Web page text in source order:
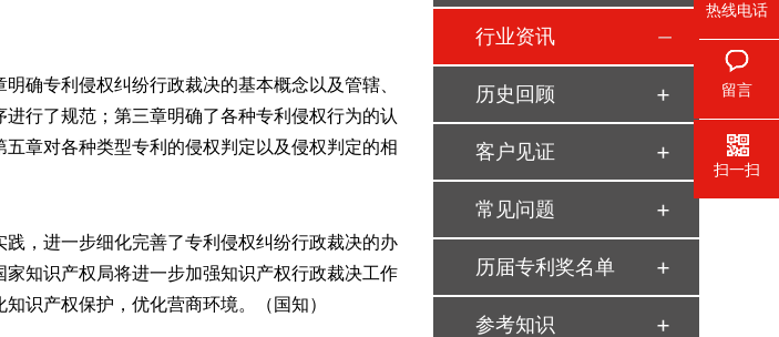
专利侵权纠纷行政裁决的基本概念以及管辖、
行了规范；第三章明确了各种专利侵权行为的认
章对各种类型专利的侵权判定以及侵权判定的相
，进一步细化完善了专利侵权纠纷行政裁决的办
知识产权局将进一步加强知识产权行政裁决工作
识产权保护，优化营商环境。（国知）
行业资讯
历史回顾
客户见证
常见问题
历届专利奖名单
参考知识
热线电话
留言
扫一扫